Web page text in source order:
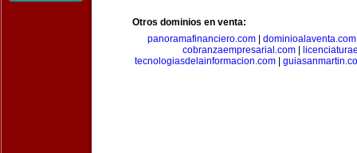
Otros dominios en venta:
panoramafinanciero.com
dominioalaventa.com
cobranzaempresarial.com
tecnologiasdelainformacion.com|